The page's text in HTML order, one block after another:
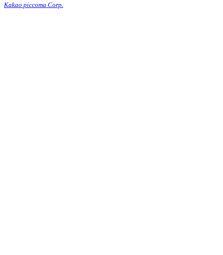
Kakao piccoma Corp.